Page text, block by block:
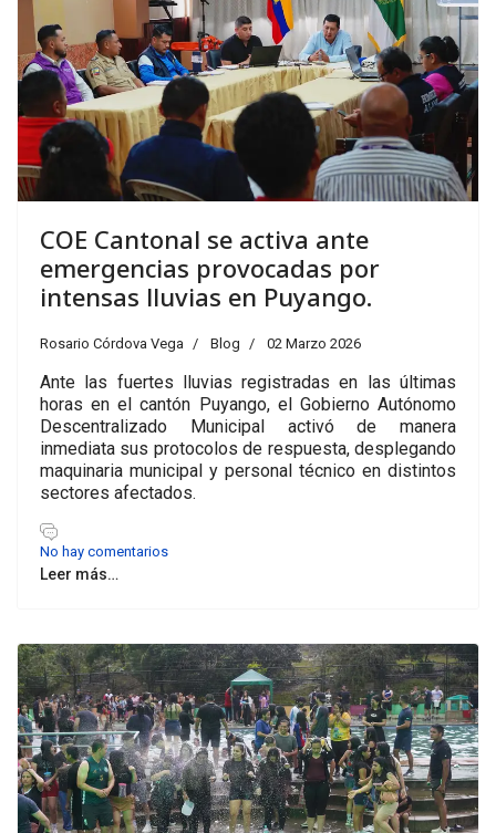
COE Cantonal se activa ante
emergencias provocadas por
intensas lluvias en Puyango.
Rosario Córdova Vega Blog 02 Marzo 2026
Ante las fuertes lluvias registradas en las últimas
horas en el cantón Puyango, el Gobierno Autónomo
Descentralizado Municipal activó de manera
inmediata sus protocolos de respuesta, desplegando
maquinaria municipal y personal técnico en distintos
sectores afectados.
No hay comentarios
Leer más…